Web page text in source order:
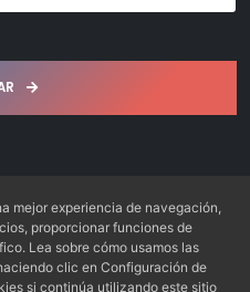
los derechos reservados
mejor experiencia de navegación,
proporcionar funciones de
Lea sobre cómo usamos las
clic en Configuración de
si continúa utilizando este sitio